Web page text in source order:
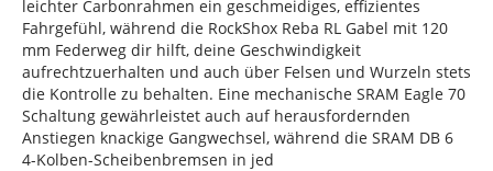
leichter Carbonrahmen ein geschmeidiges, effizientes
Fahrgefühl, während die RockShox Reba RL Gabel mit 120
mm Federweg dir hilft, deine Geschwindigkeit
aufrechtzuerhalten und auch über Felsen und Wurzeln stets
die Kontrolle zu behalten. Eine mechanische SRAM Eagle 70
Schaltung gewährleistet auch auf herausfordernden
Anstiegen knackige Gangwechsel, während die SRAM DB 6
4-Kolben-Scheibenbremsen in jed